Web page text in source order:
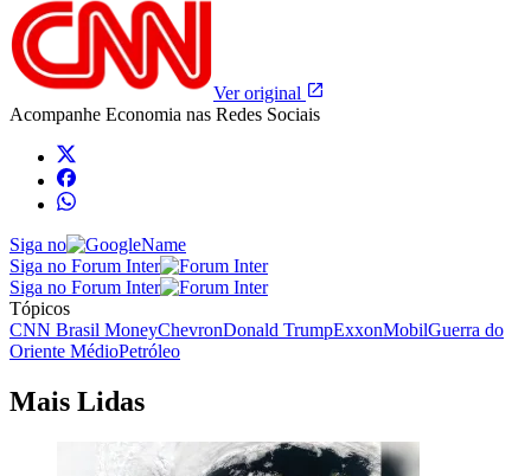
Ver original
Acompanhe Economia nas Redes Sociais
Siga no
Siga no Forum Inter
Siga no Forum Inter
Tópicos
CNN Brasil MoneyChevronDonald TrumpExxonMobilGuerra do
Oriente MédioPetróleo
Mais Lidas